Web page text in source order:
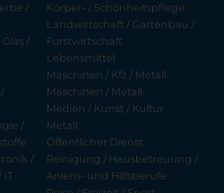
/
/
/
/
IT
Körper- / Schönheitspflege
Landwirtschaft / Gartenbau /
Forstwirtschaft
Lebensmittel
Maschinen / Kfz / Metall
Maschinen / Metall
Medien / Kunst / Kultur
Metall
Öffentlicher Dienst
Reinigung / Hausbetreuung /
Anlern- und Hilfsberufe